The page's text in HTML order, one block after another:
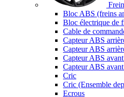
Bloc ABS (freins
Bloc électrique de
Cable de
Capteur ABS
Capteur ABS
Capteur ABS
Capteur ABS
Cric
Cric (Ensemble
Ecrous